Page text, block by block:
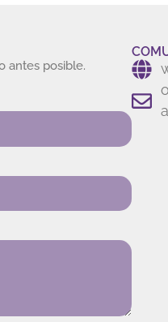
antes posible.